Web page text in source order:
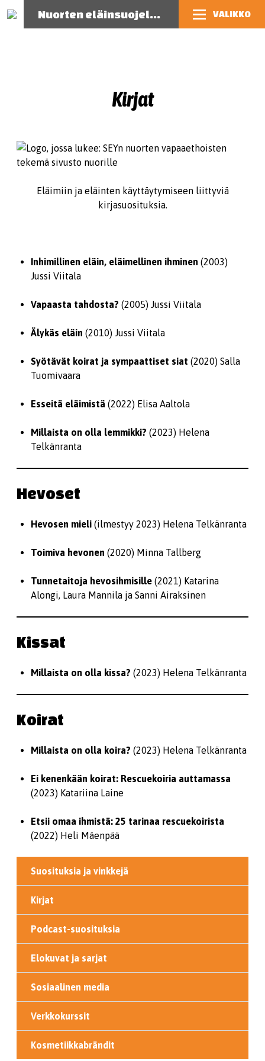
Nuorten eläinsuojelutoiminnan opas VALIKKO
Kirjat
Eläimiin ja eläinten käyttäytymiseen liittyviä
kirjasuosituksia.
Inhimillinen eläin, eläimellinen ihminen (2003)
Jussi Viitala
Vapaasta tahdosta? (2005) Jussi Viitala
Älykäs eläin (2010) Jussi Viitala
Syötävät koirat ja sympaattiset siat (2020) Salla
Tuomivaara
Esseitä eläimistä (2022) Elisa Aaltola
Millaista on olla lemmikki? (2023) Helena
Telkänranta
Hevoset
Hevosen mieli (ilmestyy 2023) Helena Telkänranta
Toimiva hevonen (2020) Minna Tallberg
Tunnetaitoja hevosihmisille (2021) Katarina
Alongi, Laura Mannila ja Sanni Airaksinen
Kissat
Millaista on olla kissa? (2023) Helena Telkänranta
Koirat
Millaista on olla koira? (2023) Helena Telkänranta
Ei kenenkään koirat: Rescuekoiria auttamassa
(2023) Katariina Laine
Etsii omaa ihmistä: 25 tarinaa rescuekoirista
(2022) Heli Mäenpää
Suosituksia ja vinkkejä
Kirjat
Podcast-suosituksia
Elokuvat ja sarjat
Sosiaalinen media
Verkkokurssit
Kosmetiikkabrändit